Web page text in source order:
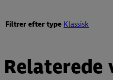
Filtrer efter type Klassisk
Relaterede